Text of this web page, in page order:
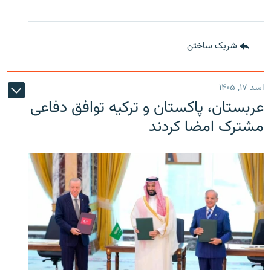
شریک ساختن
اسد ۱۷, ۱۴۰۵
عربستان، پاکستان و ترکیه توافق دفاعی
مشترک امضا کردند